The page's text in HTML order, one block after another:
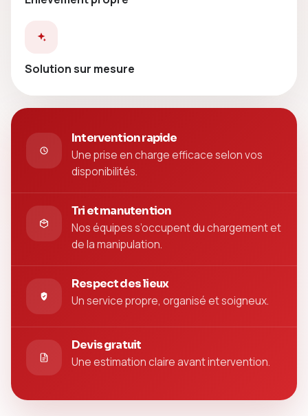
Solution sur mesure
Intervention rapide
Une prise en charge efficace selon vos
disponibilités.
Tri et manutention
Nos équipes s’occupent du chargement et
de la manipulation.
Respect des lieux
Un service propre, organisé et soigneux.
Devis gratuit
Une estimation claire avant intervention.